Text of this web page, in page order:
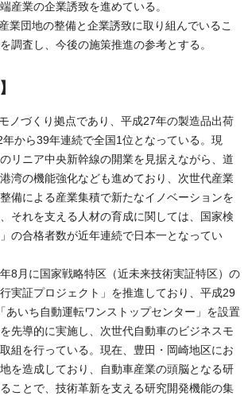
産業の企業誘致を進めている。
業団地の整備と企業誘致に取り組んでいるこ
調査し、今後の施策推進の参考とする。
ノづくり拠点であり、平成27年の製造品出荷
から39年連続で全国1位となっている。現
リニア中央新幹線の開業を見据えながら、道
湾の機能強化なども進めており、次世代産業
備による産業集積で新たなイノベーションを
それを支える人材の育成に関しては、国家検
の合格者数が近年連続で日本一となってい
8月に国家戦略特区（近未来技術実証特区）の
実証プロジェクト」を推進しており、平成29
あいち自動運転ワンストップセンター」を設置
先導的に実施し、次世代自動車のビジネスモ
組を行っている。現在、豊田・岡崎地区にお
を造成しており、自動車産業の頭脳となる研
ことで、技術革新を支える研究開発機能の集